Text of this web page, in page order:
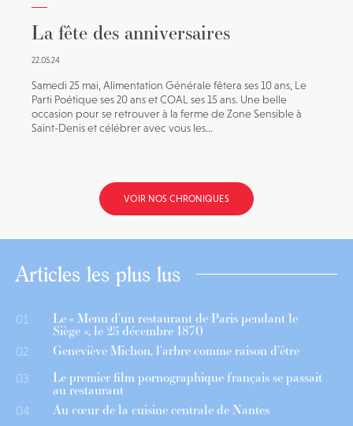
La fête des anniversaires
22.05.24
Samedi 25 mai, Alimentation Générale fêtera ses 10 ans, Le
Parti Poétique ses 20 ans et COAL ses 15 ans. Une belle
occasion pour se retrouver à la ferme de Zone Sensible à
Saint-Denis et célébrer avec vous les...
VOIR NOS CHRONIQUES
Articles les plus lus
01 Le « Menu d’un restaurant de Paris pendant le
Siège », le 25 décembre 1870
02 Geneviève Michon, l’arbre comme raison d’être
03 Le premier film pornographique français se passait
au restaurant
04 Au cœur de la cuisine centrale de Nantes